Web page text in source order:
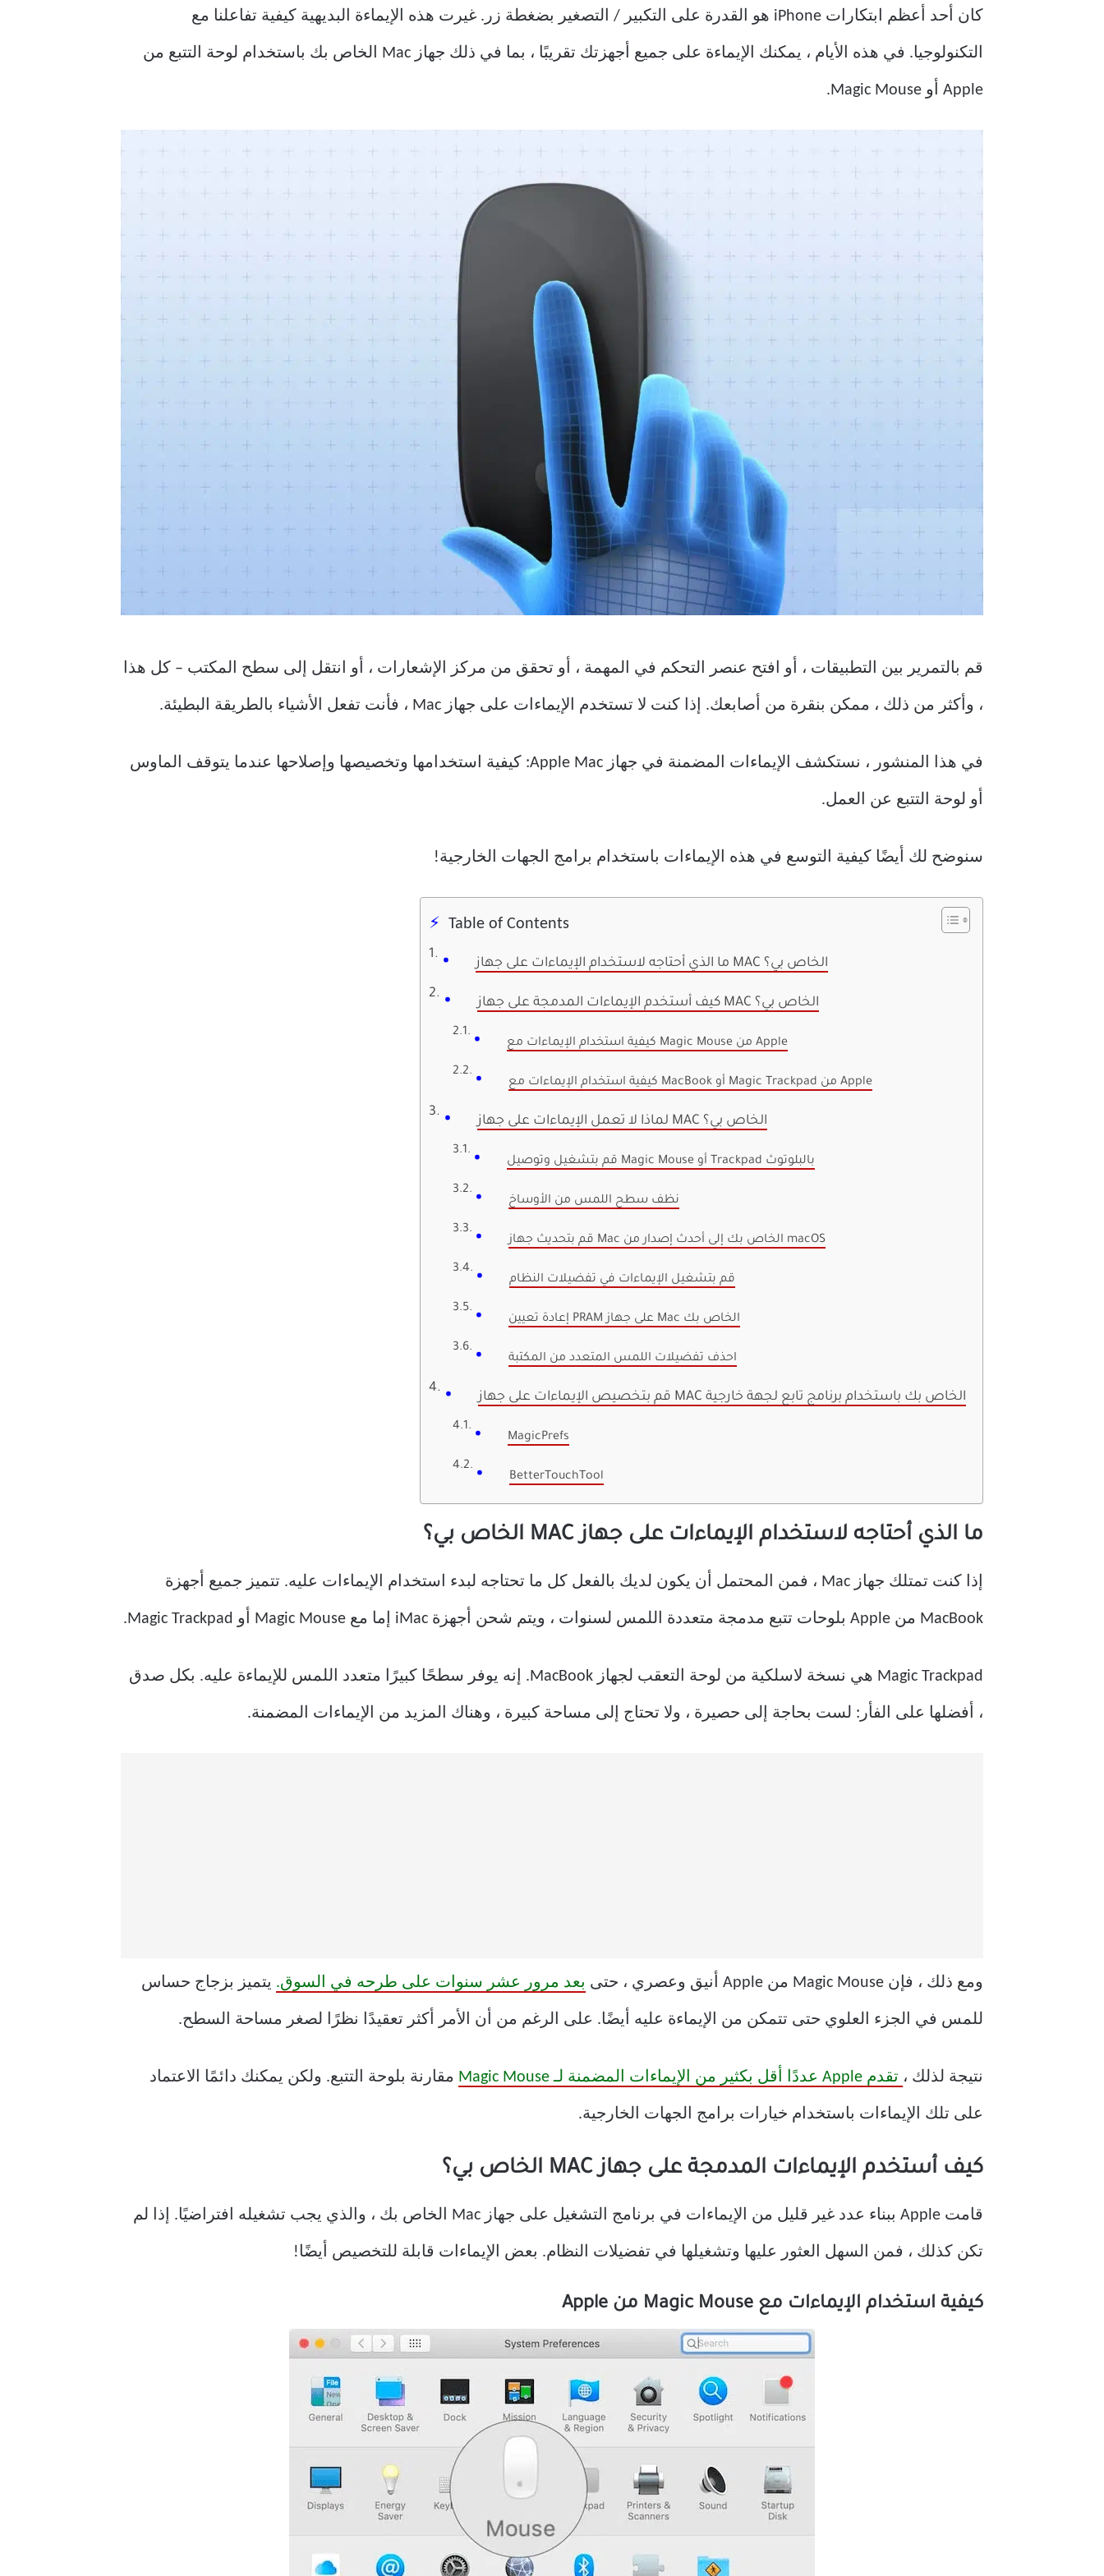
كان أحد أعظم ابتكارات iPhone هو القدرة على التكبير / التصغير بضغطة زر. غيرت هذه الإيماءة البديهية كيفية تفاعلنا مع
التكنولوجيا. في هذه الأيام ، يمكنك الإيماءة على جميع أجهزتك تقريبًا ، بما في ذلك جهاز Mac الخاص بك باستخدام لوحة التتبع من
Apple أو Magic Mouse.
قم بالتمرير بين التطبيقات ، أو افتح عنصر التحكم في المهمة ، أو تحقق من مركز الإشعارات ، أو انتقل إلى سطح المكتب – كل هذا
، وأكثر من ذلك ، ممكن بنقرة من أصابعك. إذا كنت لا تستخدم الإيماءات على جهاز Mac ، فأنت تفعل الأشياء بالطريقة البطيئة.
في هذا المنشور ، نستكشف الإيماءات المضمنة في جهاز Apple Mac: كيفية استخدامها وتخصيصها وإصلاحها عندما يتوقف الماوس
أو لوحة التتبع عن العمل.
سنوضح لك أيضًا كيفية التوسع في هذه الإيماءات باستخدام برامج الجهات الخارجية!
Table of Contents
ما الذي أحتاجه لاستخدام الإيماءات على جهاز MAC الخاص بي؟
كيف أستخدم الإيماءات المدمجة على جهاز MAC الخاص بي؟
كيفية استخدام الإيماءات مع Magic Mouse من Apple
كيفية استخدام الإيماءات مع MacBook أو Magic Trackpad من Apple
لماذا لا تعمل الإيماءات على جهاز MAC الخاص بي؟
قم بتشغيل وتوصيل Magic Mouse أو Trackpad بالبلوتوث
نظف سطح اللمس من الأوساخ
قم بتحديث جهاز Mac الخاص بك إلى أحدث إصدار من macOS
قم بتشغيل الإيماءات في تفضيلات النظام
إعادة تعيين PRAM على جهاز Mac الخاص بك
احذف تفضيلات اللمس المتعدد من المكتبة
قم بتخصيص الإيماءات على جهاز MAC الخاص بك باستخدام برنامج تابع لجهة خارجية
MagicPrefs
BetterTouchTool
ما الذي أحتاجه لاستخدام الإيماءات على جهاز MAC الخاص بي؟
إذا كنت تمتلك جهاز Mac ، فمن المحتمل أن يكون لديك بالفعل كل ما تحتاجه لبدء استخدام الإيماءات عليه. تتميز جميع أجهزة
MacBook من Apple بلوحات تتبع مدمجة متعددة اللمس لسنوات ، ويتم شحن أجهزة iMac إما مع Magic Mouse أو Magic Trackpad.
Magic Trackpad هي نسخة لاسلكية من لوحة التعقب لجهاز MacBook. إنه يوفر سطحًا كبيرًا متعدد اللمس للإيماءة عليه. بكل صدق
، أفضلها على الفأر: لست بحاجة إلى حصيرة ، ولا تحتاج إلى مساحة كبيرة ، وهناك المزيد من الإيماءات المضمنة.
ومع ذلك ، فإن Magic Mouse من Apple أنيق وعصري ، حتى بعد مرور عشر سنوات على طرحه في السوق. يتميز بزجاج حساس
للمس في الجزء العلوي حتى تتمكن من الإيماءة عليه أيضًا. على الرغم من أن الأمر أكثر تعقيدًا نظرًا لصغر مساحة السطح.
نتيجة لذلك ، تقدم Apple عددًا أقل بكثير من الإيماءات المضمنة لـ Magic Mouse مقارنة بلوحة التتبع. ولكن يمكنك دائمًا الاعتماد
على تلك الإيماءات باستخدام خيارات برامج الجهات الخارجية.
كيف أستخدم الإيماءات المدمجة على جهاز MAC الخاص بي؟
قامت Apple ببناء عدد غير قليل من الإيماءات في برنامج التشغيل على جهاز Mac الخاص بك ، والذي يجب تشغيله افتراضيًا. إذا لم
تكن كذلك ، فمن السهل العثور عليها وتشغيلها في تفضيلات النظام. بعض الإيماءات قابلة للتخصيص أيضًا!
كيفية استخدام الإيماءات مع Magic Mouse من Apple